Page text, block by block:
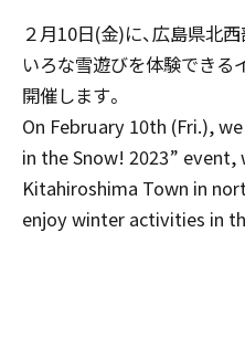
２月10日(金)に、広島県北
いろな雪遊びを体験できる
開催します。
On February 10th (Fri.),
in the Snow! 2023”
Kitahiroshima Town in
enjoy winter activities in